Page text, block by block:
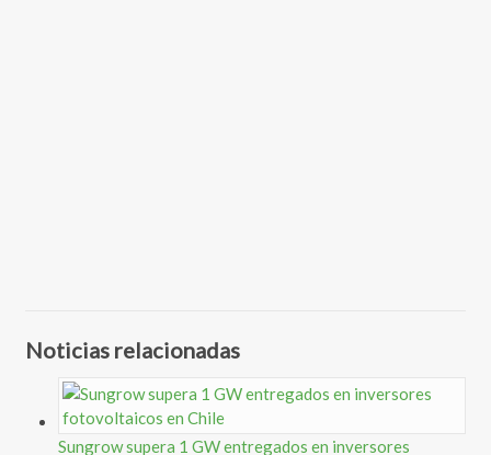
Noticias relacionadas
Sungrow supera 1 GW entregados en inversores